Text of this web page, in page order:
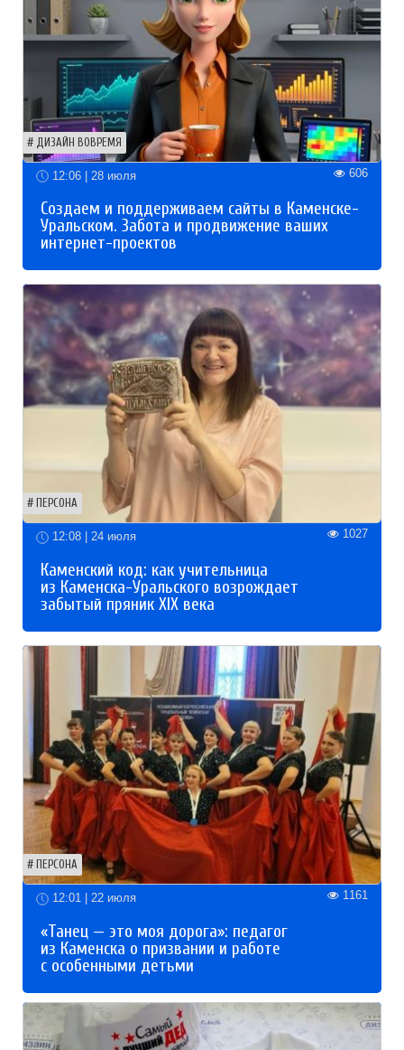
ДИЗАЙН ВОВРЕМЯ
12:06 | 28 июля 606
Создаем и поддерживаем сайты в Каменске-
Уральском. Забота и продвижение ваших
интернет-проектов
ПЕРСОНА
12:08 | 24 июля 1027
Каменский код: как учительница
из Каменска-Уральского возрождает
забытый пряник XIX века
ПЕРСОНА
12:01 | 22 июля 1161
«Танец — это моя дорога»: педагог
из Каменска о призвании и работе
с особенными детьми